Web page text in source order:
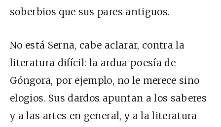
soberbios que sus pares antiguos.
No está Serna, cabe aclarar, contra la
literatura difícil: la ardua poesía de
Góngora, por ejemplo, no le merece sino
elogios. Sus dardos apuntan a los saberes
y a las artes en general, y a la literatura